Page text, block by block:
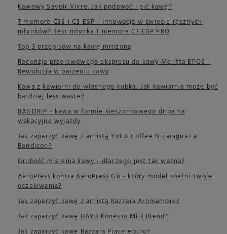
Kawowy Savoir Vivre. Jak podawać i pić kawę?
Timemore C3S i C3 ESP - Innowacja w świecie ręcznych
młynków? Test młynka Timemore C3 ESP PRO
Top 3 przepisów na kawę mrożoną
Recenzja przelewowego ekspresu do kawy Melitta EPOS -
Rewolucja w parzeniu kawy
Kawa z kawiarni do własnego kubka: Jak kawiarnia może być
bardziej less waste?
BAGDRIP - kawa w formie kieszonkowego dripa na
wakacyjne wyjazdy
Jak zaparzyć kawę ziarnistą YoCo Coffee Nicaragua La
Bendicon?
Grubość mielenia kawy - dlaczego jest tak ważna?
AeroPress kontra AeroPress Go - który model spełni Twoje
oczekiwania?
Jak zaparzyć kawę ziarnistą Bazzara Aromamore?
Jak zaparzyć kawę HAYB Konesso Milk Blend?
Jak zaparzyć kawę Bazzara Piacerepuro?